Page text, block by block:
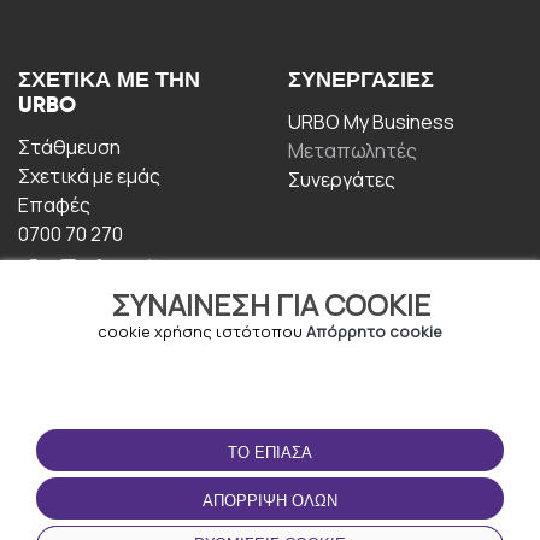
ΣΥΝΑΊΝΕΣΗ ΓΙΑ COOKIE
cookie χρήσης ιστότοπου Απόρρητο cookie
ΤΟ ΈΠΙΑΣΑ
ΑΠΌΡΡΙΨΗ ΌΛΩΝ
ΣΧΕΤΙΚΆ ΜΕ ΤΗΝ
URBO
Στάθμευση
Σχετικά με εμάς
Επαφές
0700 70 270
ΣΥΝΕΡΓΑΣΊΕΣ
URBO My Business
Μεταπωλητές
Συνεργάτες
ΟΡΟΙ ΧΡΉΣΗΣ
Οροι και Προϋποθέσεις
Πολιτική απορρήτου
ΚΑΤΕΒΆΣΤΕ ΤΗΝ
ΕΦΑΡΜΟΓΉ